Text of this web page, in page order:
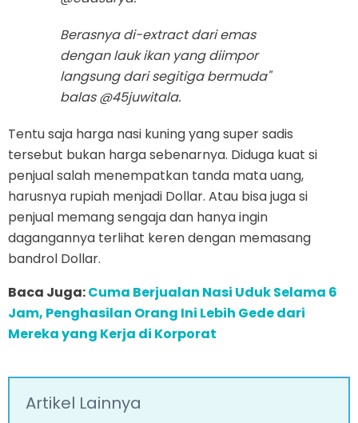
Berasnya di-extract dari emas
dengan lauk ikan yang diimpor
langsung dari segitiga bermuda"
balas @45juwitala.
Tentu saja harga nasi kuning yang super sadis
tersebut bukan harga sebenarnya. Diduga kuat si
penjual salah menempatkan tanda mata uang,
harusnya rupiah menjadi Dollar. Atau bisa juga si
penjual memang sengaja dan hanya ingin
dagangannya terlihat keren dengan memasang
bandrol Dollar.
Baca Juga:Cuma Berjualan Nasi Uduk Selama 6
Jam, Penghasilan Orang Ini Lebih Gede dari
Mereka yang Kerja di Korporat
Artikel Lainnya